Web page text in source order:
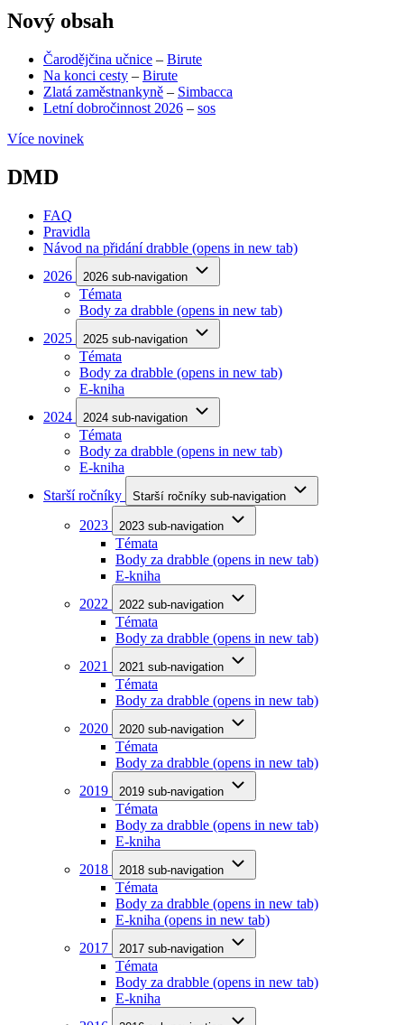
Nový obsah
Čarodějčina učnice – Birute
Na konci cesty – Birute
Zlatá zaměstnankyně – Simbacca
Letní dobročinnost 2026 – sos
Více novinek
DMD
FAQ
Pravidla
Návod na přidání drabble (opens in new tab)
2026
2026 sub-navigation
Témata
Body za drabble (opens in new tab)
2025
2025 sub-navigation
Témata
Body za drabble (opens in new tab)
E-kniha
2024
2024 sub-navigation
Témata
Body za drabble (opens in new tab)
E-kniha
Starší ročníky
Starší ročníky sub-navigation
2023 2023 sub-navigation
Témata
Body za drabble (opens in new tab)
E-kniha
2022
2022 sub-navigation
Témata
Body za drabble (opens in new tab)
2021
2021 sub-navigation
Témata
Body za drabble (opens in new tab)
2020
2020 sub-navigation
Témata
Body za drabble (opens in new tab)
2019
2019 sub-navigation
Témata
Body za drabble (opens in new tab)
E-kniha
2018
2018 sub-navigation
Témata
Body za drabble (opens in new tab)
E-kniha (opens in new tab)
2017
2017 sub-navigation
Témata
Body za drabble (opens in new tab)
E-kniha